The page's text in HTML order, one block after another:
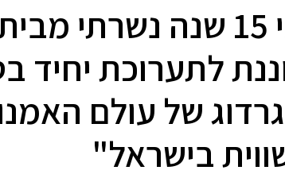
"לפני 15 שנה נשרתי
לתערוכת יחיד
של עולם
בישראל"